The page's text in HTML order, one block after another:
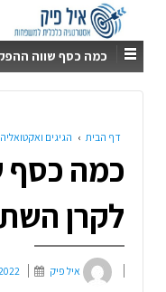
כמה כסף שווה
דף הבית › הגיגים ואקטואליה
כמה כסף
לקרן
איל פיק